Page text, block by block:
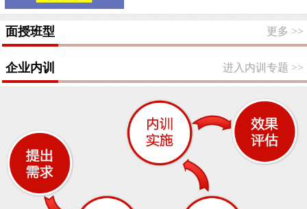
面授班型 更多 >>
企业内训 进入内训专题 >>